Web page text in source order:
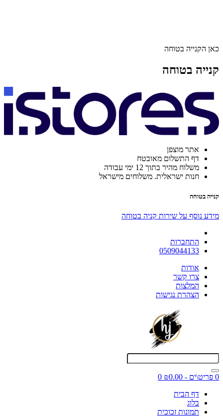
כאן הקנייה בטוחה
קנייה בטוחה
אתר מוצפן
דף התשלום מאובטח
משלוח מהיר בתוך 12 ימי עבודה
חנות ישראלית. משלוחים מישראל
קנייה בטוחה
מידע נוסף על שירות קניה בטוחה
התחברות
0509044133
אודות
צרו קשר
המלצות
הצהרת נגישות
0 פריט\ים - ₪0.00
0
דף הבית
בלוג
תמונות זכוכית